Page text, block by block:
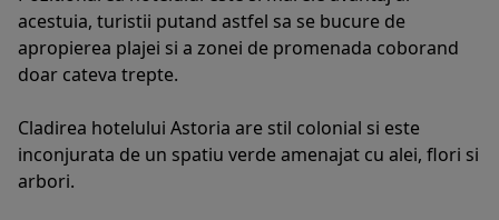
acestuia, turistii putand astfel sa se bucure de
apropierea plajei si a zonei de promenada coborand
doar cateva trepte.
Cladirea hotelului Astoria are stil colonial si este
inconjurata de un spatiu verde amenajat cu alei, flori si
arbori.